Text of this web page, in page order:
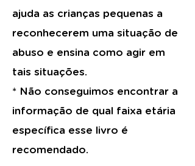
ajuda as crianças pequenas a
reconhecerem uma situação de
abuso e ensina como agir em
tais situações.
* Não conseguimos encontrar a
informação de qual faixa etária
específica esse livro é
recomendado.